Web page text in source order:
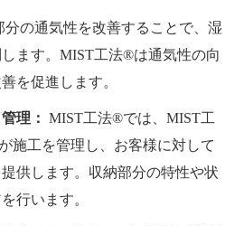
分の通気性を改善することで、湿
ます。MIST工法®は通気性の向
を促進します。
理： MIST工法®では、MIST工
施工を管理し、お客様に対して
供します。収納部分の特性や状
行います。